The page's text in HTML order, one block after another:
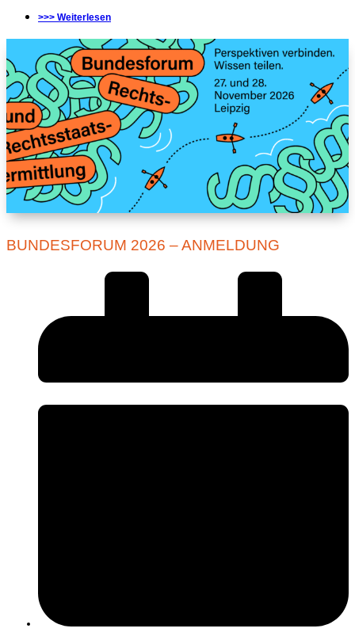
>>> Weiterlesen
BUNDESFORUM 2026 – ANMELDUNG